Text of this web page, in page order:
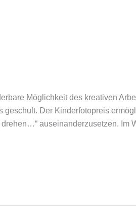
Möglichkeit des kreativen
Der Kinderfotopreis
auseinanderzusetzen. Im